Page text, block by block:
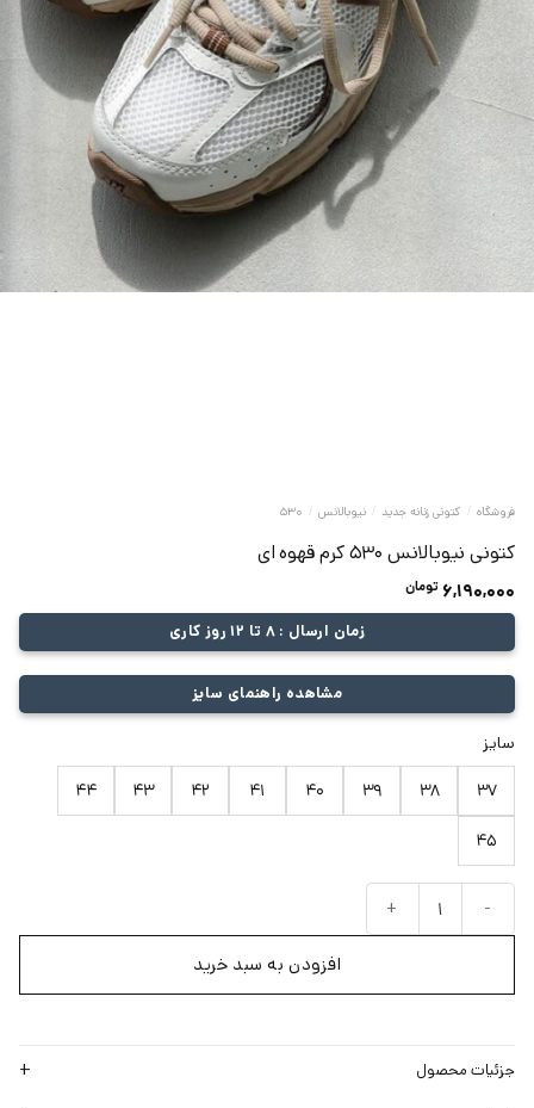
فروشگاه / کتونی زنانه جدید / نیوبالانس 530
کتونی نیوبالانس ۵۳۰ کرم قهوه ای
6,190,000تومان
زمان ارسال : 8 تا 12 روز کاری
مشاهده راهنمای سایز
سایز
37
38
39
40
41
42
43
44
45
افزودن به سبد خرید
جزئیات محصول